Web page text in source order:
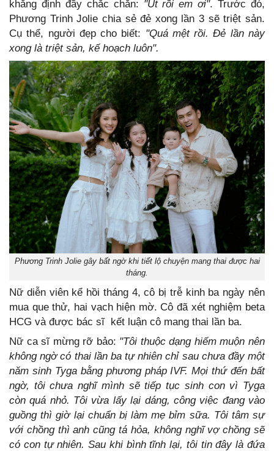
khẳng định đầy chắc chắn: "Út rồi em ơi". Trước đó,
Phương Trinh Jolie chia sẻ đẻ xong lần 3 sẽ triệt sản.
Cụ thể, người đẹp cho biết: "Quá mệt rồi. Đẻ lần này
xong là triệt sản, kế hoạch luôn".
Phương Trinh Jolie gây bất ngờ khi tiết lộ chuyện mang thai được hai
tháng.
Nữ diễn viên kể hồi tháng 4, cô bị trễ kinh ba ngày nên
mua que thử, hai vạch hiện mờ. Cô đã xét nghiệm beta
HCG và được bác sĩ kết luận cô mang thai lần ba.
Nữ ca sĩ mừng rỡ bảo: "Tôi thuộc dạng hiếm muộn nên
không ngờ có thai lần ba tự nhiên chỉ sau chưa đầy một
năm sinh Tyga bằng phương pháp IVF. Mọi thứ đến bất
ngờ, tôi chưa nghĩ mình sẽ tiếp tục sinh con vì Tyga
còn quá nhỏ. Tôi vừa lấy lại dáng, công việc đang vào
guồng thì giờ lại chuẩn bị làm mẹ bỉm sữa. Tôi tâm sự
với chồng thì anh cũng tá hỏa, không nghĩ vợ chồng sẽ
có con tự nhiên. Sau khi bình tĩnh lại, tôi tin đây là đứa